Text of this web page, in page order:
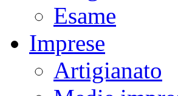
Esame
Imprese
Artigianato